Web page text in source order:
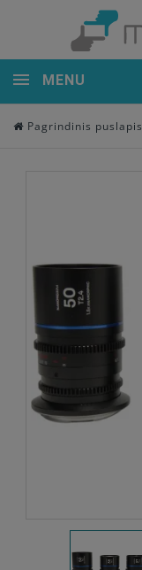
MENU
Pagrindinis puslapis